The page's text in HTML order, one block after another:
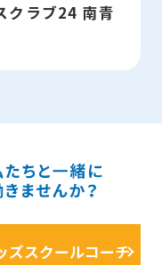
クラブ24 南青
ズスクールコーチ